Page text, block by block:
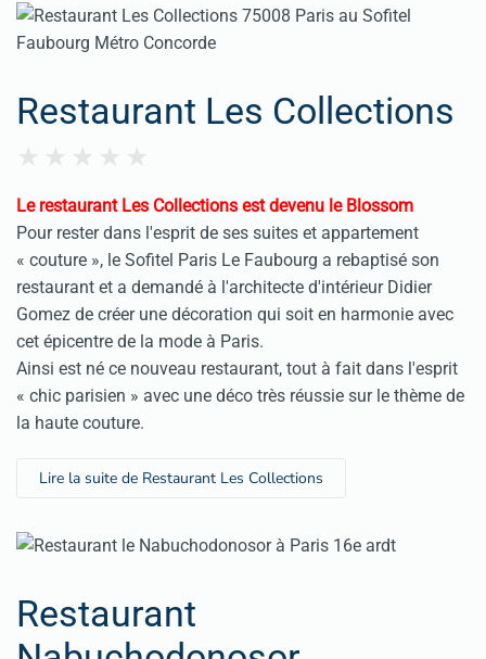
Restaurant Les Collections
Le restaurant Les Collections est devenu le Blossom
Pour rester dans l'esprit de ses suites et appartement
« couture », le Sofitel Paris Le Faubourg a rebaptisé son
restaurant et a demandé à l'architecte d'intérieur Didier
Gomez de créer une décoration qui soit en harmonie avec
cet épicentre de la mode à Paris.
Ainsi est né ce nouveau restaurant, tout à fait dans l'esprit
« chic parisien » avec une déco très réussie sur le thème de
la haute couture.
Lire la suite de Restaurant Les Collections
Restaurant